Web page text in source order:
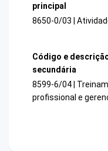
principal
8650-0/03 |
Código e
secundária
8599-6/04 |
profissional e